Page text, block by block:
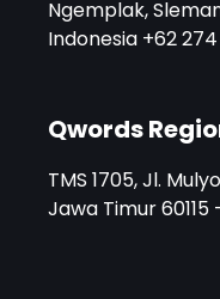
Ngemplak,
Indonesia +62
Qwords
TMS 1705, Jl.
Jawa Timur